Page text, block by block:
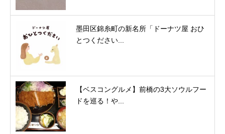
墨田区錦糸町の新名所「ドーナツ屋 おひ
とつください...
【ベスコングルメ】前橋の3大ソウルフー
ドを巡る！や...